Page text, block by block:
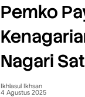
Pemko
Nagari
Ikhlasul Ikhsan
4 Agustus 2025